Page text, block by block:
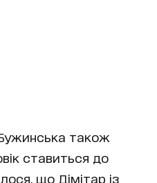
також
ставиться до
що Дімітар із